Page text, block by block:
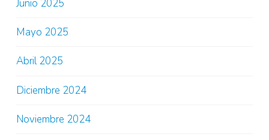
Junio 2025
Mayo 2025
Abril 2025
Diciembre 2024
Noviembre 2024